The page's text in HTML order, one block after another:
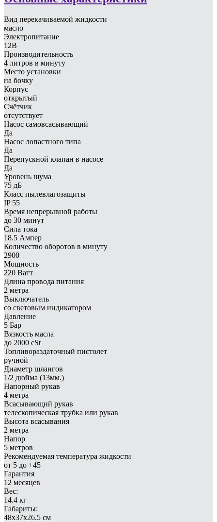
Вид перекачиваемой жидкости
масло
Электропитание
12В
Производительность
4 литров в минуту
Место установки
на бочку
Корпус
открытый
Счётчик
отсутствует
Насос самовсасывающий
Да
Насос лопастного типа
Да
Перепускной клапан в насосе
Да
Уровень шума
75 дБ
Класс пылевлагозащиты
IP 55
Время непрерывной работы
до 30 минут
Сила тока
18.5 Ампер
Количество оборотов в минуту
2900
Мощность
220 Ватт
Длина провода питания
2 метра
Выключатель
со световым индикатором
Давление
5 Бар
Вязкость масла
до 2000 cSt
Топливораздаточный пистолет
ручной
Диаметр шлангов
1/2 дюйма (13мм.)
Напорный рукав
4 метра
Всасывающий рукав
телескопическая трубка или рукав
Высота всасывания
2 метра
Напор
5 метров
Рекомендуемая температура жидкости
от 5 до +45
Гарантия
12 месяцев
Вес:
14.4 кг
Габариты:
48x37x26.5 см